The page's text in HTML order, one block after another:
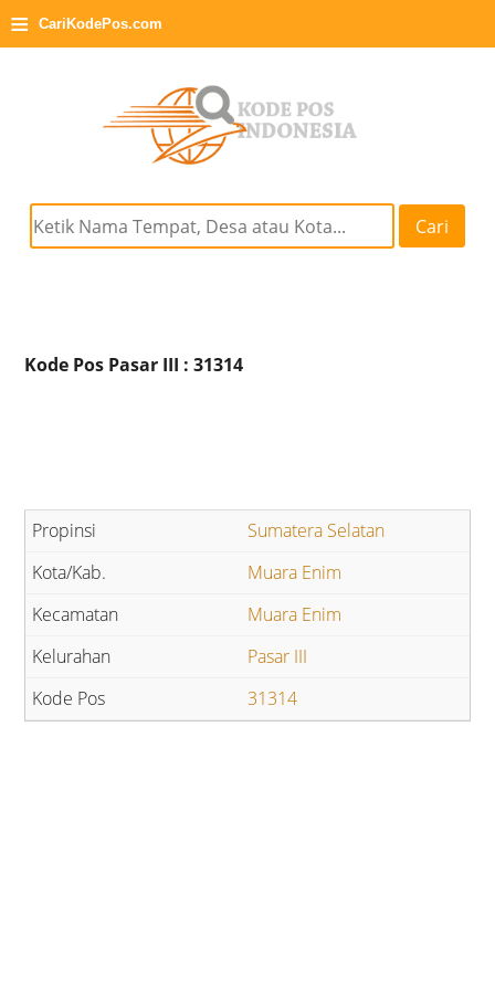
≡ CariKodePos.com
Cari
Kode Pos Pasar III : 31314
Sumatera Selatan
Muara Enim
Muara Enim
Pasar III
31314